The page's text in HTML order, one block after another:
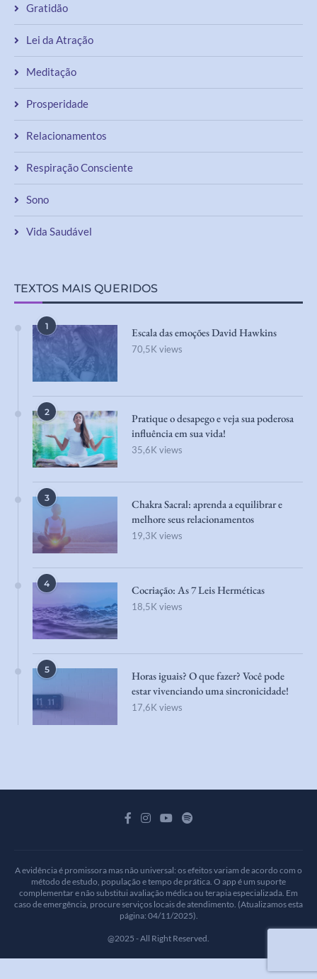
Gratidão
Lei da Atração
Meditação
Prosperidade
Relacionamentos
Respiração Consciente
Sono
Vida Saudável
TEXTOS MAIS QUERIDOS
1 Escala das emoções David Hawkins
70,5K views
2
Pratique o desapego e veja sua poderosa
influência em sua vida!
35,6K views
3
Chakra Sacral: aprenda a equilibrar e
melhore seus relacionamentos
19,3K views
4 Cocriação: As 7 Leis Herméticas
18,5K views
5
Horas iguais? O que fazer? Você pode
estar vivenciando uma sincronicidade!
17,6K views
A evidência é promissora mas não universal: os efeitos variam de acordo com o
método de estudo, população e tempo de prática. O app é um suporte
complementar e não substitui avaliação médica ou terapia especializada. Em
caso de emergência, procure serviços locais de atendimento. (Atualizamos esta
página: 04/11/2025).
@2025 - All Right Reserved.